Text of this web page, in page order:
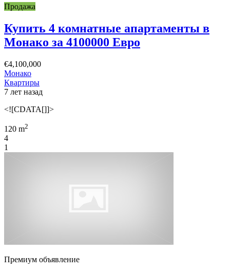
Продажа
Купить 4 комнатные апартаменты в
Монако за 4100000 Евро
€4,100,000
Монако
Квартиры
7 лет назад
<![CDATA[]]>
120 m2
4
1
Премиум объявление